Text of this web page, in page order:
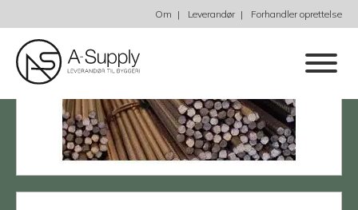
Om Leverandør Forhandler oprettelse